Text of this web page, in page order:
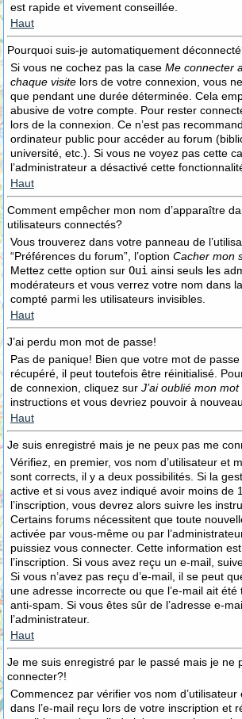
est rapide et vivement conseillée.
Haut
Pourquoi suis-je automatiquement
Si vous ne cochez pas la case Me connecter
chaque visite lors de votre connexion, vous
que pendant une durée déterminée. Cela
abusive de votre compte. Pour rester
lors de la connexion. Ce n’est pas
ordinateur public pour accéder au forum
université, etc.). Si vous ne voyez pas cette
l’administrateur a désactivé cette
Haut
Comment empêcher mon nom d’apparaître
utilisateurs connectés?
Vous trouverez dans votre panneau de
“Préférences du forum”, l’option Cacher mon
Mettez cette option sur Oui ainsi seuls les
modérateurs et vous verrez votre nom dans
compté parmi les utilisateurs invisibles.
Haut
J’ai perdu mon mot de passe!
Pas de panique! Bien que votre mot de
récupéré, il peut toutefois être réinitialisé.
de connexion, cliquez sur J’ai oublié mon
instructions et vous devriez pouvoir à
Haut
Je suis enregistré mais je ne peux pas me
Vérifiez, en premier, vos nom d’utilisateur et
sont corrects, il y a deux possibilités. Si la
active et si vous avez indiqué avoir moins de
l’inscription, vous devrez alors suivre les
Certains forums nécessitent que toute
activée par vous-même ou par
puissiez vous connecter. Cette information
l’inscription. Si vous avez reçu un e-mail,
Si vous n’avez pas reçu d’e-mail, il se peut
une adresse incorrecte ou que l’e-mail ait
anti-spam. Si vous êtes sûr de l’adresse e-
l’administrateur.
Haut
Je me suis enregistré par le passé mais je ne
connecter?!
Commencez par vérifier vos nom
dans l’e-mail reçu lors de votre inscription et